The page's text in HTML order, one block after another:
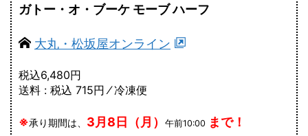
ガトー・オ・ブーケ モーブ ハーフ
大丸・松坂屋オンライン
税込6,480円
送料 : 税込 715円 ⁄ 冷凍便
※承り期間は、 3月8日（月） 午前10:00 まで！